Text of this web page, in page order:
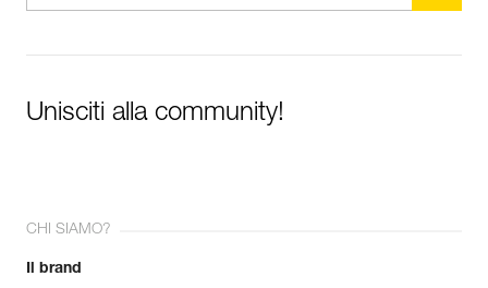
Unisciti alla community!
CHI SIAMO?
Il brand